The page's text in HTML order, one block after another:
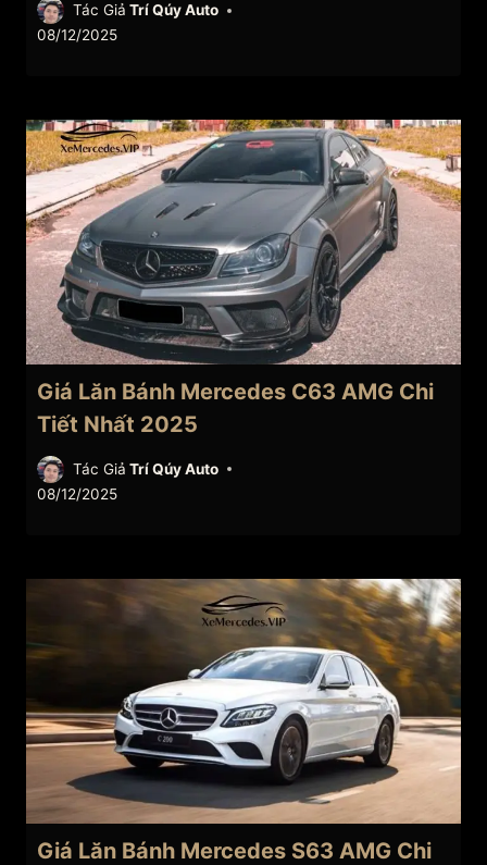
Tác Giả Trí Qúy Auto
08/12/2025
Giá Lăn Bánh Mercedes C63 AMG Chi
Tiết Nhất 2025
Tác Giả Trí Qúy Auto
08/12/2025
Giá Lăn Bánh Mercedes S63 AMG Chi